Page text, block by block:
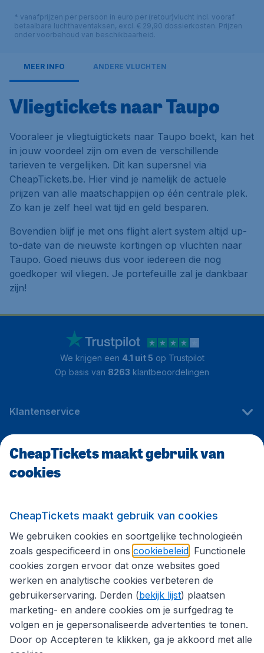
* vanafprijzen per persoon in euro per (retour)vlucht incl. vooraf
betaalbare luchthaventaksen, excl. € 29,90 dossierkosten. Prijzen
onder voorbehoud van beschikbaarheid.
MEER INFO ANDERE VLUCHTEN
Vliegtickets naar Taupo
Vooraleer je vliegtuigtickets naar Taupo boekt, kan het
in jouw voordeel zijn om even de verschillende
tarieven te vergelijken. Dit kan supersnel via
CheapTickets.be. Hier vind je namelijk de actuele
prijzen van alle maatschappijen op één centrale plek.
Zo kan je zelf heel wat tijd en geld besparen.
Bovendien blijf je met ons flight alert system altijd up-
to-date van de nieuwste kortingen op vluchten naar
Taupo. Goed nieuws dus voor iedereen die nog
goedkoper wil vliegen. Je portefeuille zal je dankbaar
zijn!
We krijgen een 4.1 uit 5 op Trustpilot
Op basis van 8263 klantbeoordelingen
Klantenservice
CheapTickets.be
Volg CheapTickets.be
CheapTickets maakt gebruik van
cookies
CheapTickets maakt gebruik van cookies
We gebruiken cookies en soortgelijke technologieën
zoals gespecificeerd in ons cookiebeleid . Functionele
cookies zorgen ervoor dat onze websites goed
werken en analytische cookies verbeteren de
gebruikerservaring. Derden (bekijk lijst) plaatsen
marketing- en andere cookies om je surfgedrag te
volgen en je gepersonaliseerde advertenties te tonen.
Door op Accepteren te klikken, ga je akkoord met alle